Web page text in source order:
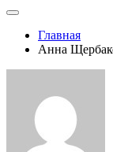
Главная
Анна